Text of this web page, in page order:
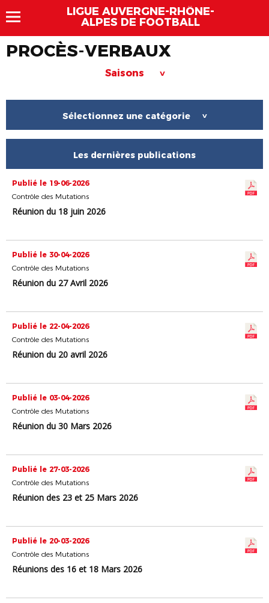
LIGUE AUVERGNE-RHÔNE-
ALPES DE FOOTBALL
PROCÈS-VERBAUX
Saisons >
Sélectionnez une catégorie >
Les dernières publications
Publié le 19-06-2026
Contrôle des Mutations
Réunion du 18 juin 2026
Publié le 30-04-2026
Contrôle des Mutations
Réunion du 27 Avril 2026
Publié le 22-04-2026
Contrôle des Mutations
Réunion du 20 avril 2026
Publié le 03-04-2026
Contrôle des Mutations
Réunion du 30 Mars 2026
Publié le 27-03-2026
Contrôle des Mutations
Réunion des 23 et 25 Mars 2026
Publié le 20-03-2026
Contrôle des Mutations
Réunions des 16 et 18 Mars 2026